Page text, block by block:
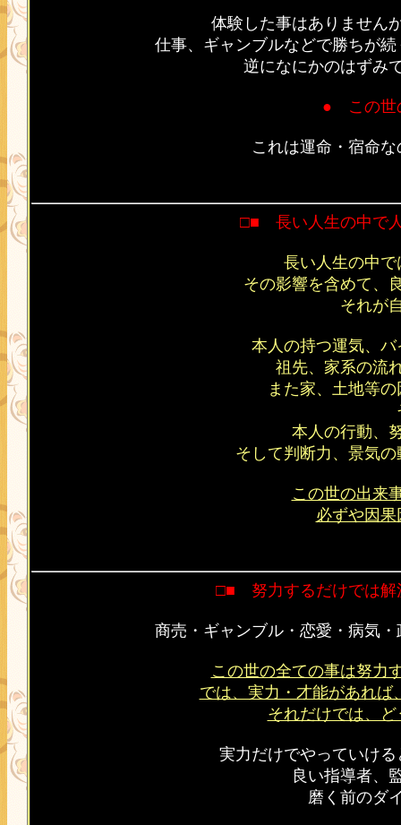
体験した事はありません
仕事、ギャンブルなどで勝ちが
逆になにかのはずみ
● この世
これは運命・宿命
□■ 長い人生の中で
長い人生の中
その影響を含めて、
それが
本人の持つ運気、
祖先、家系の流
また家、土地等
本人の行動、
そして判断力、景気
この世の出来
必ずや因
□■ 努力するだけでは解
商売・ギャンブル・恋愛・病気
この世の全ての事は努力
では、実力・才能があれば
それだけでは、
実力だけでやっていけ
良い指導者、
磨く前のダ